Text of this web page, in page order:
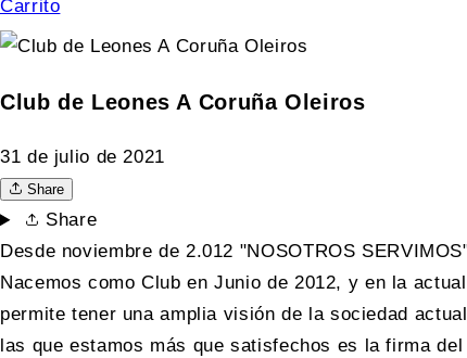
Carrito
Club de Leones A Coruña Oleiros
31 de julio de 2021
Share
Share
Desde noviembre de 2.012 "NOSOTROS
Nacemos como Club en Junio de 2012, y en la
permite tener una amplia visión de la sociedad
las que estamos más que satisfechos es la firma